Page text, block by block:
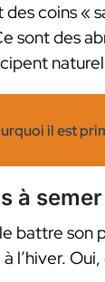
coins «
sont des
il est
à semer
battre
l’hiver.